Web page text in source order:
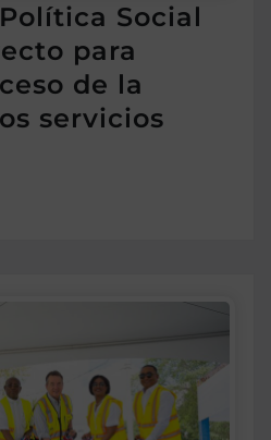
Social
para
de la
servicios